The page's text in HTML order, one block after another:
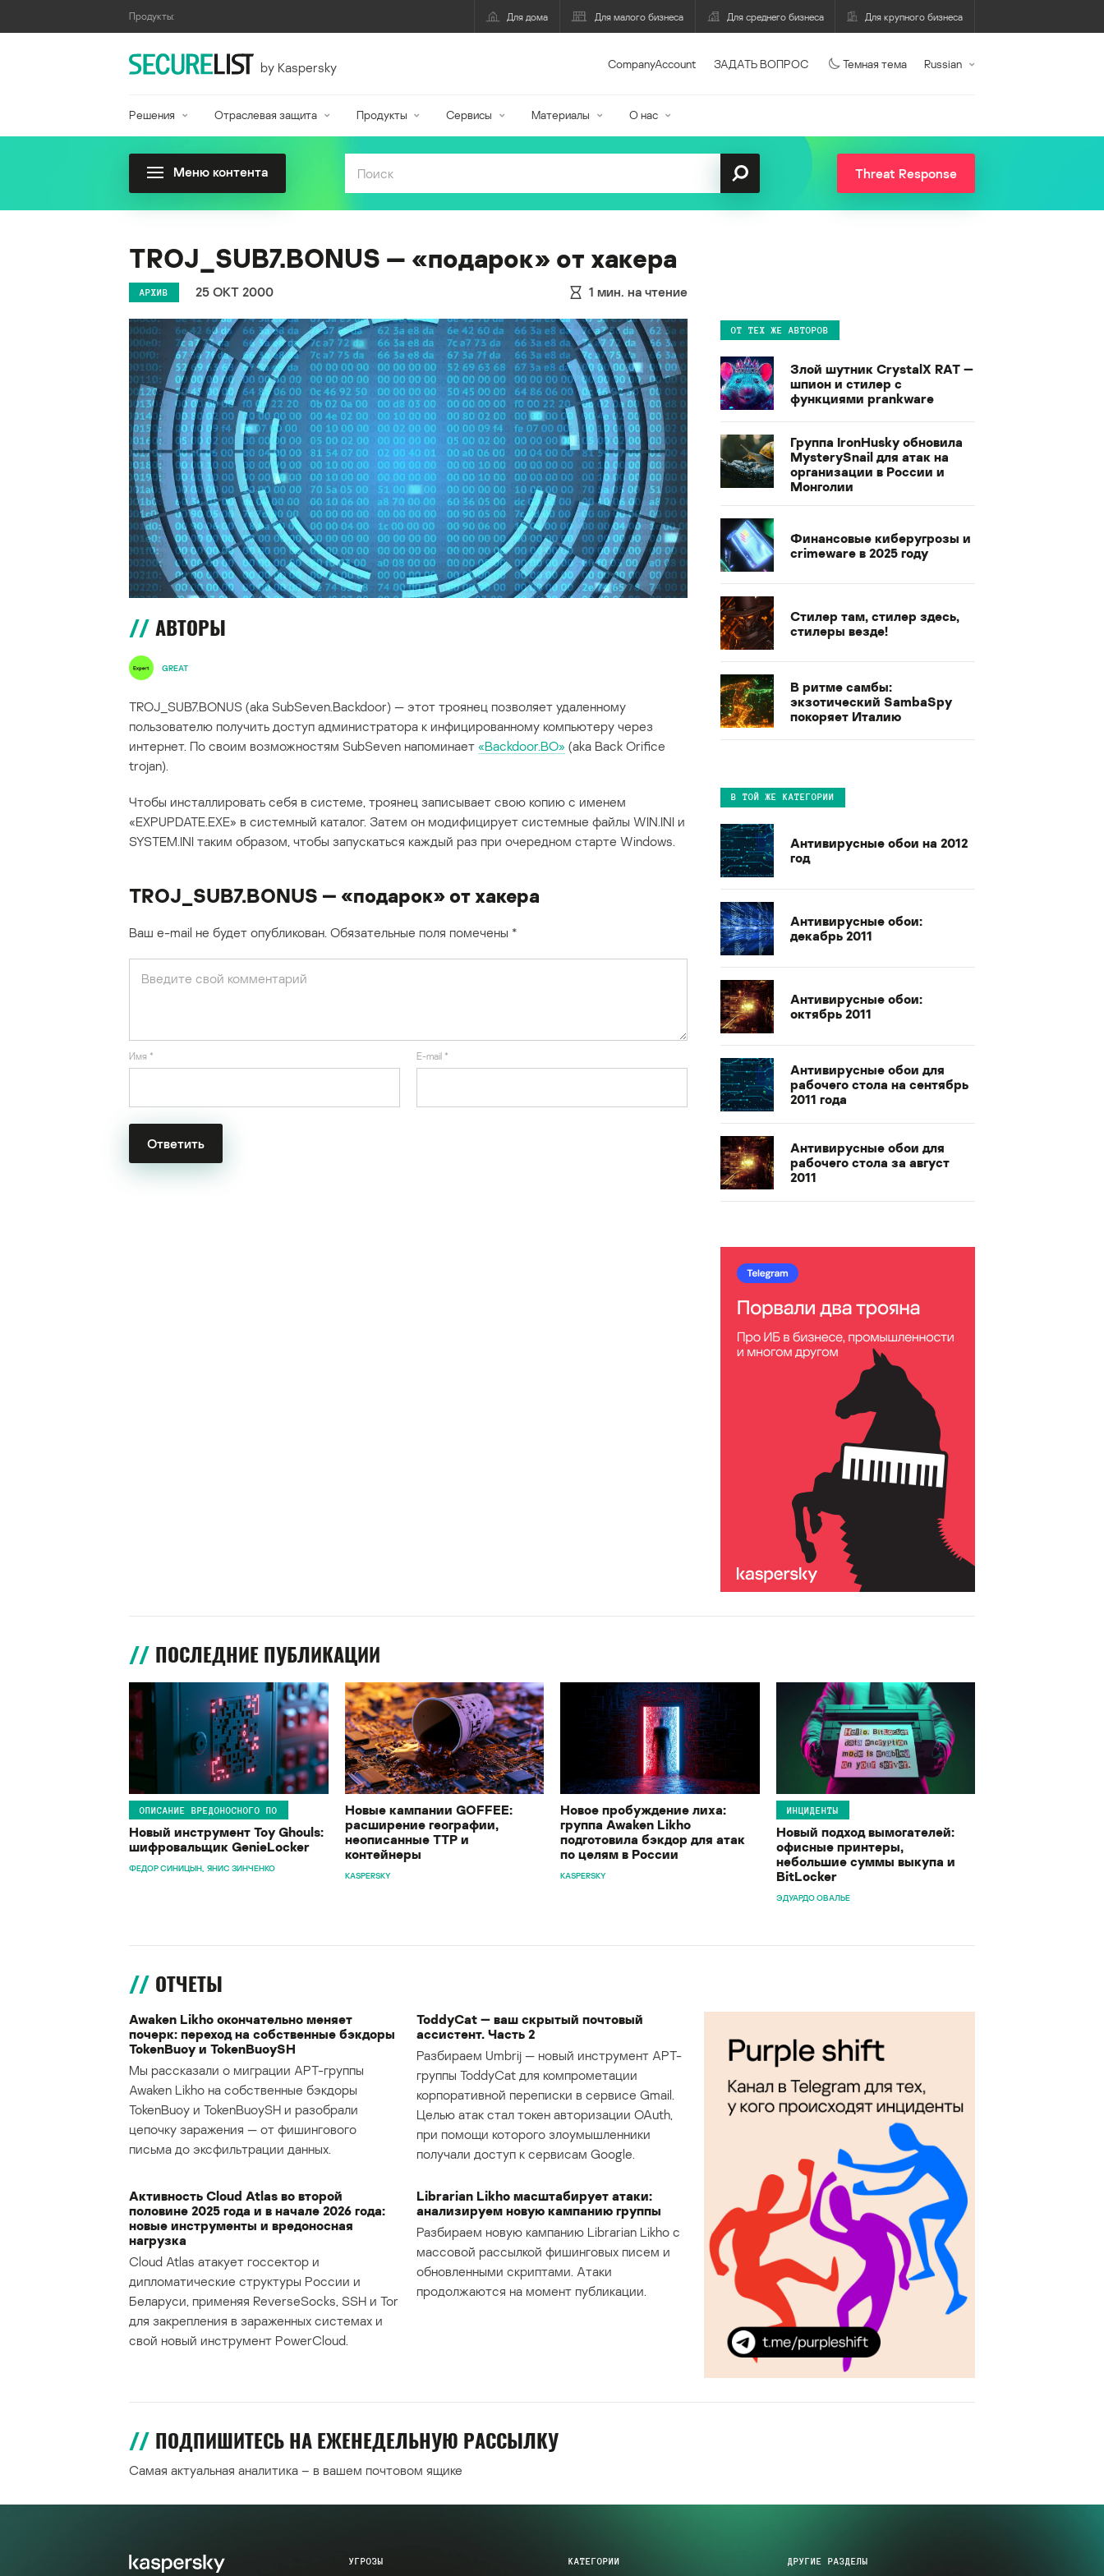
Продукты: Для дома Для малого бизнеса Для среднего бизнеса Для крупного бизнеса
by Kaspersky CompanyAccount ЗАДАТЬ ВОПРОС Темная тема Russian
Решения Отраслевая защита Продукты Сервисы Материалы О нас
Меню контента Threat Response
TROJ_SUB7.BONUS — «подарок» от хакера
АРХИВ 25 ОКТ 2000 1 мин. на чтение
АВТОРЫ
GREAT
TROJ_SUB7.BONUS (aka SubSeven.Backdoor) — этот троянец позволяет удаленному
пользователю получить доступ администратора к инфицированному компьютеру через
интернет. По своим возможностям SubSeven напоминает «Backdoor.BO» (aka Back Orifice
trojan).
Чтобы инсталлировать себя в системе, троянец записывает свою копию с именем
«EXPUPDATE.EXE» в системный каталог. Затем он модифицирует системные файлы WIN.INI и
SYSTEM.INI таким образом, чтобы запускаться каждый раз при очередном старте Windows.
TROJ_SUB7.BONUS — «подарок» от хакера
Ваш e-mail не будет опубликован. Обязательные поля помечены *
Имя * E-mail *
ОТ ТЕХ ЖЕ АВТОРОВ
Злой шутник CrystalX RAT —
шпион и стилер с
функциями prankware
Группа IronHusky обновила
MysterySnail для атак на
организации в России и
Монголии
Финансовые киберугрозы и
crimeware в 2025 году
Стилер там, стилер здесь,
стилеры везде!
В ритме самбы:
экзотический SambaSpy
покоряет Италию
В ТОЙ ЖЕ КАТЕГОРИИ
Антивирусные обои на 2012
год
Антивирусные обои:
декабрь 2011
Антивирусные обои:
октябрь 2011
Антивирусные обои для
рабочего стола на сентябрь
2011 года
Антивирусные обои для
рабочего стола за август
2011
ПОСЛЕДНИЕ ПУБЛИКАЦИИ
ОПИСАНИЕ ВРЕДОНОСНОГО ПО
Новый инструмент Toy Ghouls:
шифровальщик GenieLocker
ФЕДОР СИНИЦЫН ЯНИС ЗИНЧЕНКО
Новые кампании GOFFEE:
расширение географии,
неописанные TTP и
контейнеры
KASPERSKY
Новое пробуждение лиха:
группа Awaken Likho
подготовила бэкдор для атак
по целям в России
KASPERSKY
ИНЦИДЕНТЫ
Новый подход вымогателей:
офисные принтеры,
небольшие суммы выкупа и
BitLocker
ЭДУАРДО ОВАЛЬЕ
ОТЧЕТЫ
Awaken Likho окончательно меняет
почерк: переход на собственные бэкдоры
TokenBuoy и TokenBuoySH
Мы рассказали о миграции APT-группы
Awaken Likho на собственные бэкдоры
TokenBuoy и TokenBuoySH и разобрали
цепочку заражения — от фишингового
письма до эксфильтрации данных.
ToddyCat — ваш скрытый почтовый
ассистент. Часть 2
Разбираем Umbrij — новый инструмент APT-
группы ToddyCat для компрометации
корпоративной переписки в сервисе Gmail.
Целью атак стал токен авторизации OAuth,
при помощи которого злоумышленники
получали доступ к сервисам Google.
Активность Cloud Atlas во второй
половине 2025 года и в начале 2026 года:
новые инструменты и вредоносная
нагрузка
Cloud Atlas атакует госсектор и
дипломатические структуры России и
Беларуси, применяя ReverseSocks, SSH и Tor
для закрепления в зараженных системах и
свой новый инструмент PowerCloud.
Librarian Likho масштабирует атаки:
анализируем новую кампанию группы
Разбираем новую кампанию Librarian Likho с
массовой рассылкой фишинговых писем и
обновленными скриптами. Атаки
продолжаются на момент публикации.
ПОДПИШИТЕСЬ НА ЕЖЕНЕДЕЛЬНУЮ РАССЫЛКУ
Самая актуальная аналитика – в вашем почтовом ящике
УГРОЗЫ КАТЕГОРИИ ДРУГИЕ РАЗДЕЛЫ